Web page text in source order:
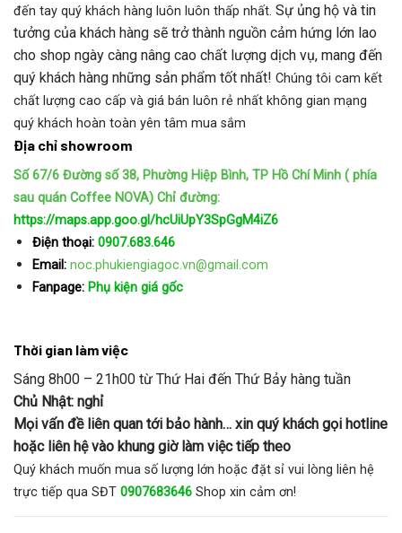
đến tay quý khách hàng luôn luôn thấp nhất. Sự ủng hộ và tin
tưởng của khách hàng sẽ trở thành nguồn cảm hứng lớn lao
cho shop ngày càng nâng cao chất lượng dịch vụ, mang đến
quý khách hàng những sản phẩm tốt nhất! Chúng tôi cam kết
chất lượng cao cấp và giá bán luôn rẻ nhất không gian mạng
quý khách hoàn toàn yên tâm mua sắm
Địa chỉ showroom
Số 67/6 Đường số 38, Phường Hiệp Bình, TP Hồ Chí Minh ( phía
sau quán Coffee NOVA) Chỉ đường:
https://maps.app.goo.gl/hcUiUpY3SpGgM4iZ6
Điện thoại: 0907.683.646
Email:noc.phukiengiagoc.vn@gmail.com
Fanpage:Phụ kiện giá gốc
Thời gian làm việc
Sáng 8h00 – 21h00 từ Thứ Hai đến Thứ Bảy hàng tuần
Chủ Nhật: nghỉ
Mọi vấn đề liên quan tới bảo hành… xin quý khách gọi hotline
hoặc liên hệ vào khung giờ làm việc tiếp theo
Quý khách muốn mua số lượng lớn hoặc đặt sỉ vui lòng liên hệ
trực tiếp qua SĐT 0907683646 Shop xin cảm ơn!